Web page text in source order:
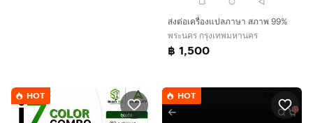
ส่งต่อเครื่องแปลภาษา สภาพ 99%
พระนคร กรุงเทพมหานคร
฿ 1,500
HOT HOT